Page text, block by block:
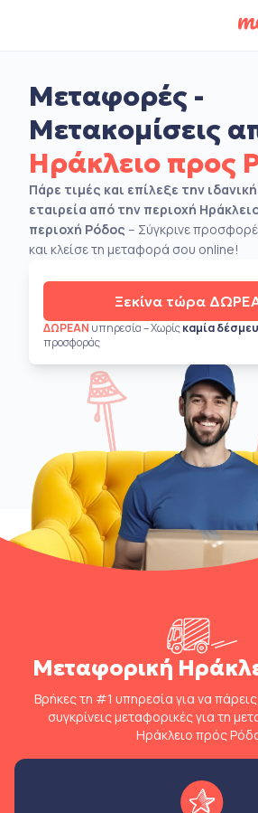
Μεταφορές -
Μετακομίσεις
Ηράκλειο προς
Πάρε τιμές και επίλεξε την
εταιρεία από την περιοχή
περιοχή Ρόδος – Σύγκρινε
και κλείσε τη μεταφορά σου online!
Ξεκίνα τώρα
ΔΩΡΕΑΝ υπηρεσία – Χωρίςκαμία
προσφοράς
Μεταφορική
Βρήκες τη #1 υπηρεσία για να
συγκρίνεις μεταφορικές για τη
Ηράκλειο πρός